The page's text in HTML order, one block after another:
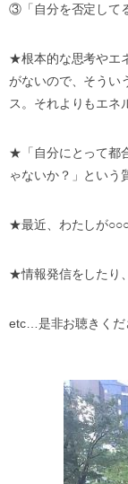
③「自分を否定して
★根本的な思考やエ
がないので、そうい
ス。それよりもエネ
★ 「自分にとって
ゃないか？」という
★最近、わたしが
★情報発信をしたり
etc… 是非お聴きくだ